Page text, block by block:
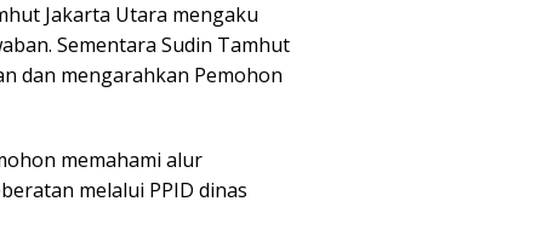
Jakarta Utara mengaku
Sementara Sudin Tamhut
dan mengarahkan Pemohon
memahami alur
melalui PPID dinas